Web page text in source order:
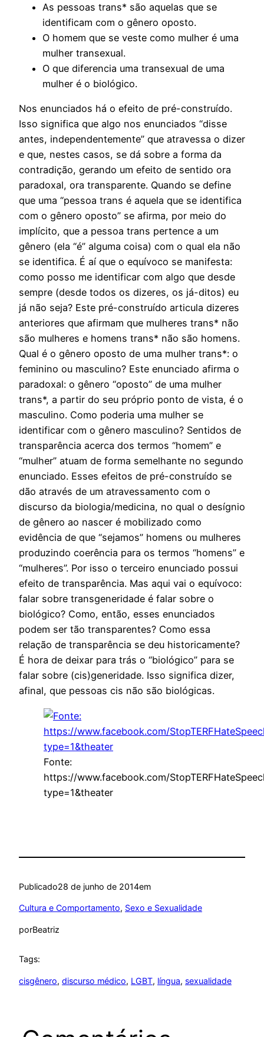
As pessoas trans* são aquelas que se
identificam com o gênero oposto.
O homem que se veste como mulher é uma
mulher transexual.
O que diferencia uma transexual de uma
mulher é o biológico.
Nos enunciados há o efeito de pré-construído.
Isso significa que algo nos enunciados “disse
antes, independentemente” que atravessa o dizer
e que, nestes casos, se dá sobre a forma da
contradição, gerando um efeito de sentido ora
paradoxal, ora transparente. Quando se define
que uma “pessoa trans é aquela que se identifica
com o gênero oposto” se afirma, por meio do
implícito, que a pessoa trans pertence a um
gênero (ela “é” alguma coisa) com o qual ela não
se identifica. É aí que o equívoco se manifesta:
como posso me identificar com algo que desde
sempre (desde todos os dizeres, os já-ditos) eu
já não seja? Este pré-construído articula dizeres
anteriores que afirmam que mulheres trans* não
são mulheres e homens trans* não são homens.
Qual é o gênero oposto de uma mulher trans*: o
feminino ou masculino? Este enunciado afirma o
paradoxal: o gênero “oposto” de uma mulher
trans*, a partir do seu próprio ponto de vista, é o
masculino. Como poderia uma mulher se
identificar com o gênero masculino? Sentidos de
transparência acerca dos termos “homem” e
“mulher” atuam de forma semelhante no segundo
enunciado. Esses efeitos de pré-construído se
dão através de um atravessamento com o
discurso da biologia/medicina, no qual o desígnio
de gênero ao nascer é mobilizado como
evidência de que “sejamos” homens ou mulheres
produzindo coerência para os termos “homens” e
“mulheres”. Por isso o terceiro enunciado possui
efeito de transparência. Mas aqui vai o equívoco:
falar sobre transgeneridade é falar sobre o
biológico? Como, então, esses enunciados
podem ser tão transparentes? Como essa
relação de transparência se deu historicamente?
É hora de deixar para trás o “biológico” para se
falar sobre (cis)generidade. Isso significa dizer,
afinal, que pessoas cis não são biológicas.
Fonte:
https://www.facebook.com/
type=1&theater
Publicado28 de junho de 2014em
Cultura e Comportamento, Sexo e Sexualidade
porBeatriz
Tags:
cisgênero, discurso médico, LGBT, língua, sexualidade